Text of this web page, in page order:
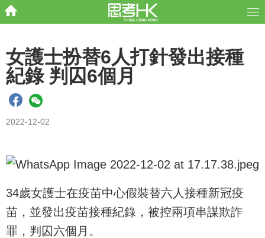
女護士扮替6人打針發出接種
紀錄 判囚6個月
2022-12-02
34歲女護士在疫苗中心假裝替六人接種新冠疫
苗，並發出疫苗接種紀錄，被控兩項串謀欺詐
罪，判囚六個月。